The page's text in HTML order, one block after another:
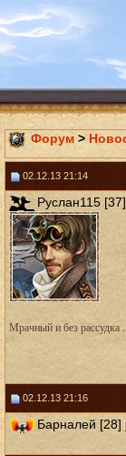
Форум >
02.12.13 21:14
Руслан115 [37]
Мрачный и без рассудка
02.12.13 21:16
Барналей [28]